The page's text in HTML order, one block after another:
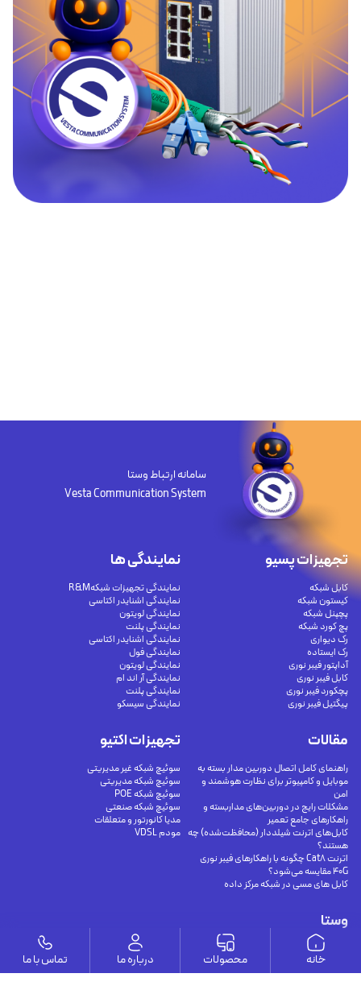
سامانه ارتباط وستا
Vesta Communication System
وستا
ارتباط با ما
درباره ما
تجهیزات پسیو
کابل شبکه
کیستون شبکه
پچپنل شبکه
پچ کورد شبکه
رک دیواری
رک ایستاده
آداپتور فیبر نوری
کابل فیبر نوری
پچکورد فیبر نوری
پیگتیل فیبر نوری
تجهیزات اکتیو
سوئیچ شبکه غیر مدیریتی
سوئیچ شبکه مدیریتی
سوئیچ شبکه POE
سوئیچ شبکه صنعتی
مدیا کانورتور و متعلقات
مودم VDSL
نمایندگی ها
نمایندگی تجهیزات شبکهR&M
نمایندگی اشنایدر اکتاسی
نمایندگی لویتون
نمایندگی پلنت
نمایندگی اشنایدر اکتاسی
نمایندگی فول
نمایندگی لویتون
نمایندگی آر اند ام
نمایندگی پلنت
نمایندگی سیسکو
مقالات
راهنمای کامل اتصال دوربین مدار بسته به
موبایل و کامپیوتر برای نظارت هوشمند و
امن
مشکلات رایج در دوربین‌های مداربسته و
راهکارهای جامع تعمیر
کابل‌های اترنت شیلددار (محافظت‌شده) چه
هستند؟
اترنت Cat8 چگونه با راهکارهای فیبر نوری
40G مقایسه می‌شود؟
کابل های مسی در شبکه مرکز داده
خانه محصولات درباره ما تماس با ما